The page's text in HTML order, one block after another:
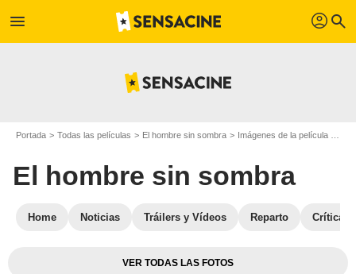
menu profil search
Portada Todas las películas El hombre sin sombra Imágenes de la película El hombre sin sombra
El hombre sin sombra
Home Noticias Tráilers y Vídeos Reparto Críticas
VER TODAS LAS FOTOS